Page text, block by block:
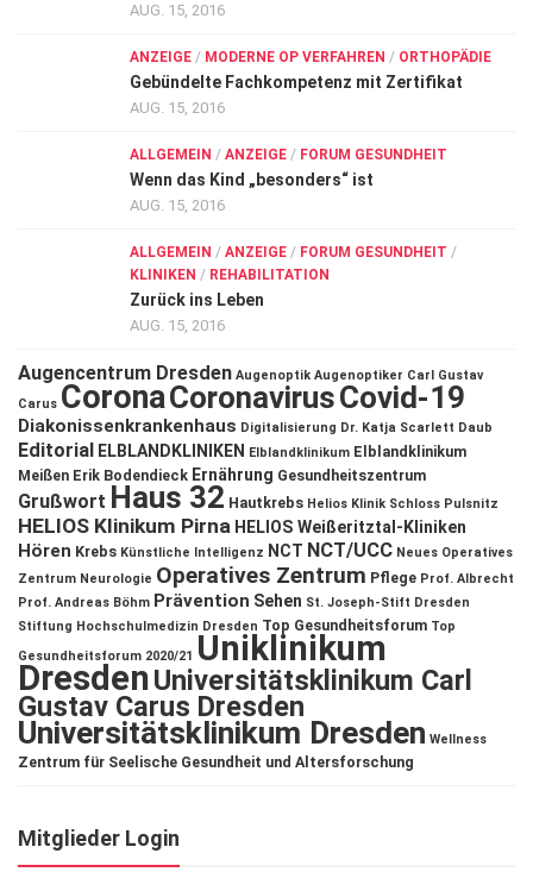
AUG. 15, 2016
ANZEIGE / MODERNE OP VERFAHREN / ORTHOPÄDIE
Gebündelte Fachkompetenz mit Zertifikat
AUG. 15, 2016
ALLGEMEIN / ANZEIGE / FORUM GESUNDHEIT
Wenn das Kind „besonders“ ist
AUG. 15, 2016
ALLGEMEIN / ANZEIGE / FORUM GESUNDHEIT /
KLINIKEN / REHABILITATION
Zurück ins Leben
AUG. 15, 2016
Augencentrum Dresden Augenoptik Augenoptiker Carl Gustav
Carus CoronaCoronavirusCovid-19
Diakonissenkrankenhaus Digitalisierung Dr. Katja Scarlett Daub
Editorial ELBLANDKLINIKEN Elblandklinikum Elblandklinikum
Meißen Erik Bodendieck Ernährung Gesundheitszentrum
Grußwort Haus 32 Hautkrebs Helios Klinik Schloss Pulsnitz
HELIOS Klinikum Pirna HELIOS Weißeritztal-Kliniken
Hören Krebs Künstliche Intelligenz NCT NCT/UCC Neues Operatives
Zentrum Neurologie Operatives Zentrum Pflege Prof. Albrecht
Prof. Andreas Böhm Prävention Sehen St. Joseph-Stift Dresden
Stiftung Hochschulmedizin Dresden Top Gesundheitsforum Top
Gesundheitsforum 2020/21 Uniklinikum
DresdenUniversitätsklinikum Carl
Gustav Carus Dresden
Universitätsklinikum Dresden Wellness
Zentrum für Seelische Gesundheit und Altersforschung
Mitglieder Login